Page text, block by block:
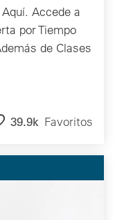
Accede a
por Tiempo
de Clases
39.9k Favoritos